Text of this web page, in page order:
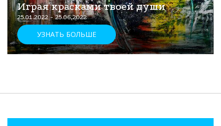
Играя красками твоей души
25.01.2022 - 25.06.2022
УЗНАТЬ БОЛЬШЕ